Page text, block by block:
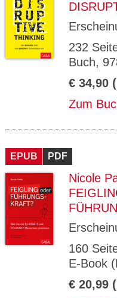
232
Buch,
€ 34,90
Zum
EPUB PDF
Nicole
160
E-Book
€ 20,99